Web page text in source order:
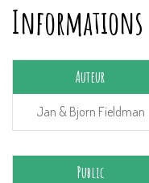
Informations
Auteur
Jan & Bjorn Fieldman
Public